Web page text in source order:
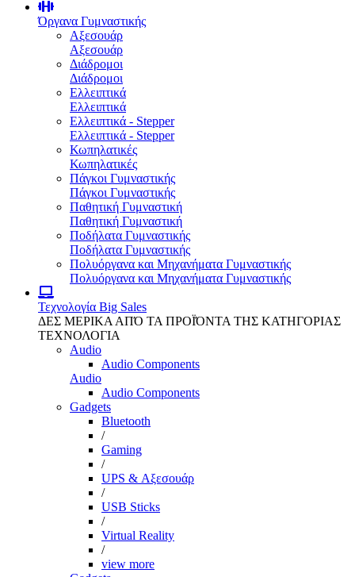
Όργανα Γυμναστικής
Αξεσουάρ
Αξεσουάρ
Διάδρομοι
Διάδρομοι
Ελλειπτικά
Ελλειπτικά
Ελλειπτικά - Stepper
Ελλειπτικά - Stepper
Κωπηλατικές
Κωπηλατικές
Πάγκοι Γυμναστικής
Πάγκοι Γυμναστικής
Παθητική Γυμναστική
Παθητική Γυμναστική
Ποδήλατα Γυμναστικής
Ποδήλατα Γυμναστικής
Πολυόργανα και Μηχανήματα Γυμναστικής
Πολυόργανα και Μηχανήματα Γυμναστικής
Τεχνολογία Big Sales
ΔΕΣ ΜΕΡΙΚΑ ΑΠΌ ΤΑ ΠΡΟΪΌΝΤΑ ΤΗΣ ΚΑΤΗΓΟΡΙΑΣ
ΤΕΧΝΟΛΟΓΙΑ
Audio
Audio Components
Audio
Audio Components
Gadgets
Bluetooth
/
Gaming
/
UPS & Αξεσουάρ
/
USB Sticks
/
Virtual Reality
/
view more